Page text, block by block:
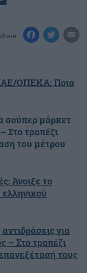
share
ΟΠΕΚΑ: Ποια
σούπερ μάρκετ
Στο τραπέζι
του μέτρου
Άνοιξε το
για
– Στο τραπέζι
τους